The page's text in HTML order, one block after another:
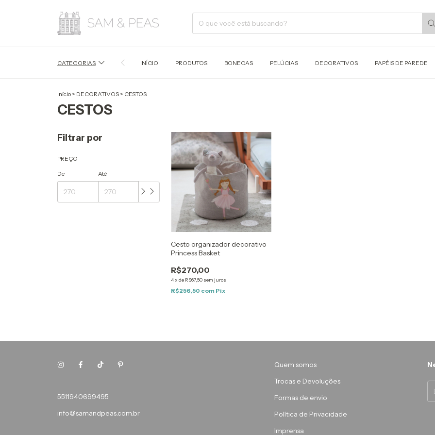
CATEGORIAS INÍCIO PRODUTOS BONECAS PELÚCIAS DECORATIVOS PAPÉIS DE PAREDE
Início > DECORATIVOS > CESTOS
CESTOS
Filtrar por
PREÇO
De Até
Cesto organizador decorativo
Princess Basket
R$270,00
4xde R$67,50 sem juros
R$256,50 com Pix
5511940699495
info@samandpeas.com.br
Quem somos
Trocas e Devoluções
Formas de envio
Política de Privacidade
Imprensa